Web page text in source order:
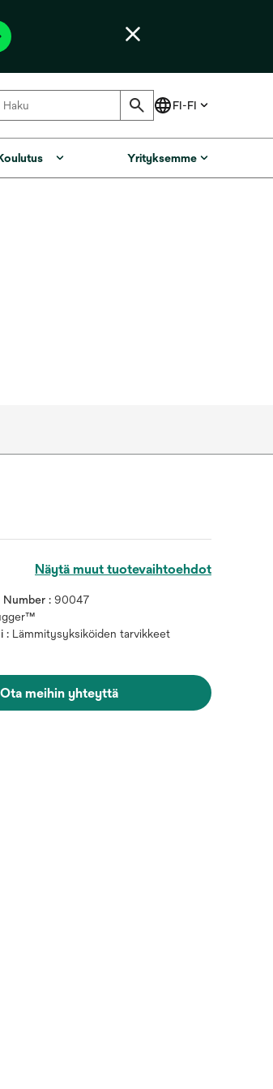
Yrityksemme
Näytä muut tuotevaihtoehdot
Number : 90047
: Lämmitysyksiköiden tarvikkeet
Ota meihin yhteyttä